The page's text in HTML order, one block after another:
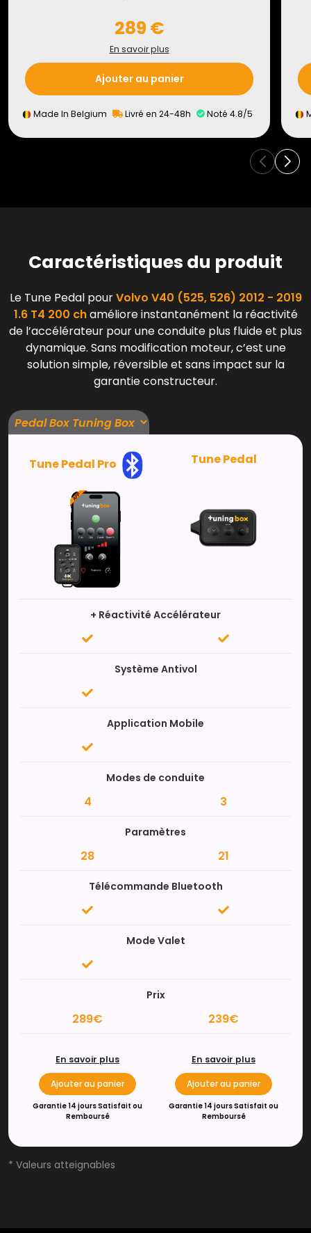
289 €
En savoir plus
Ajouter au panier
Made In Belgium Livré en 24-48h Noté 4.8/5
Caractéristiques du produit
Le Tune Pedal pourVolvo V40 (525, 526) 2012 - 2019
1.6 T4 200 chaméliore instantanément la réactivité
de l’accélérateur pour une conduite plus fluide et plus
dynamique. Sans modification moteur, c’est une
solution simple, réversible et sans impact sur la
garantie constructeur.
Tune Pedal Pro Tune Pedal
+ Réactivité Accélérateur
Système Antivol
Application Mobile
Modes de conduite
4 3
Paramètres
28 21
Télécommande Bluetooth
Mode Valet
Prix
289€ 239€
En savoir plus
Ajouter au panier
Garantie 14 jours Satisfait ou
Remboursé
En savoir plus
Ajouter au panier
Garantie 14 jours Satisfait ou
Remboursé
* Valeurs atteignables